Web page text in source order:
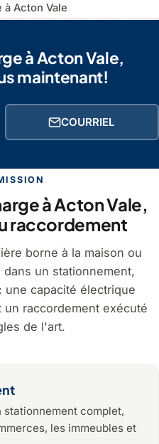
Acton Vale
à Acton Vale,
maintenant!
COURRIEL
à Acton Vale,
raccordement
borne à la maison ou
un stationnement,
capacité électrique
raccordement exécuté
de l'art.
stationnement complet,
les immeubles et